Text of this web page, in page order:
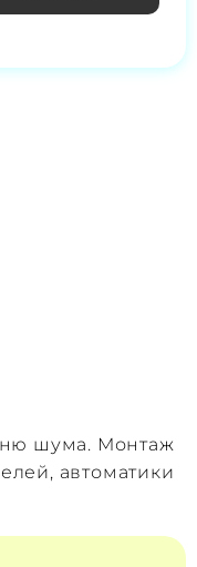
шума. Монтаж
автоматики